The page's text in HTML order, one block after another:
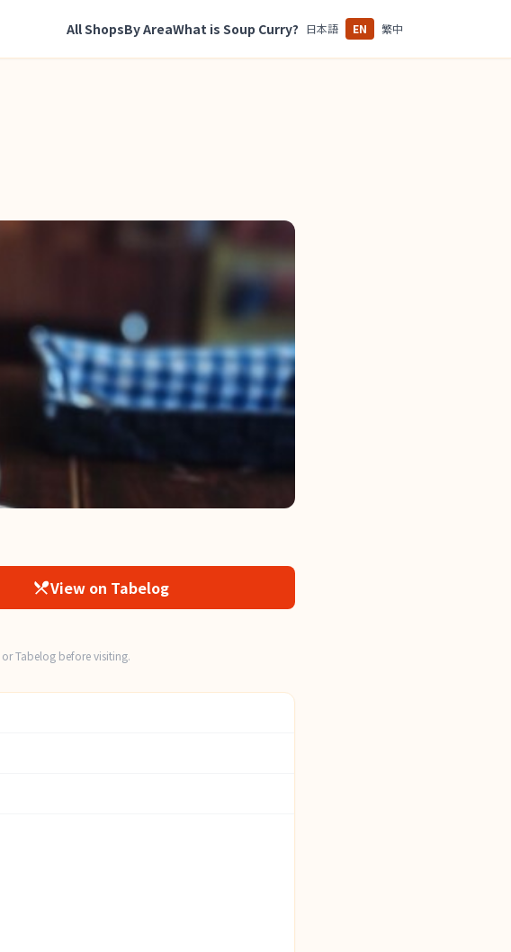
All ShopsBy AreaWhat is Soup Curry? 日本語 EN 繁中
View on Tabelog
Tabelog before visiting.